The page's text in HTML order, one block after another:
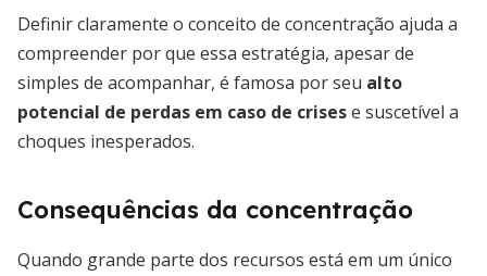
Definir claramente o conceito de concentração ajuda a
compreender por que essa estratégia, apesar de
simples de acompanhar, é famosa por seu alto
potencial de perdas em caso de crisese suscetível a
choques inesperados.
Consequências da concentração
Quando grande parte dos recursos está em um único